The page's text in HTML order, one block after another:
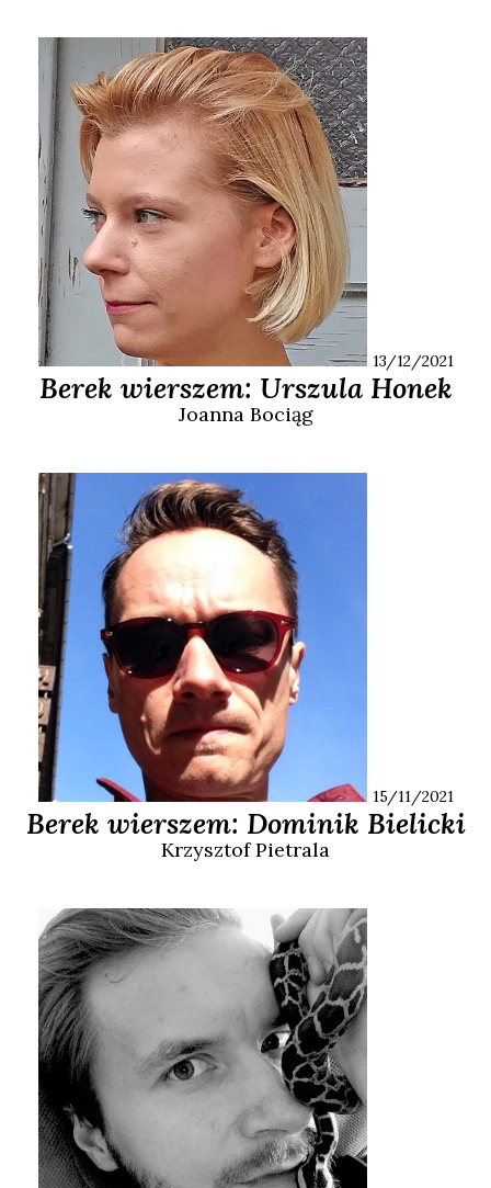
13/12/2021
Berek wierszem: Urszula Honek
Joanna Bociąg
15/11/2021
Berek wierszem: Dominik Bielicki
KrzysztofPietrala